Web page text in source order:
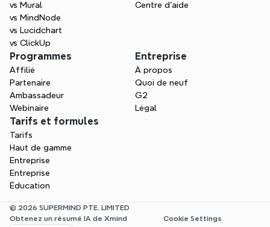
vs Mural
vs MindNode
vs Lucidchart
vs ClickUp
Centre d'aide
Programmes
Affilié
Partenaire
Ambassadeur
Webinaire
Entreprise
À propos
Quoi de neuf
G2
Légal
Tarifs et formules
Tarifs
Haut de gamme
Entreprise
Entreprise
Éducation
© 2026 SUPERMIND PTE. LIMITED
Obtenez un résumé IA de Xmind
Cookie Settings